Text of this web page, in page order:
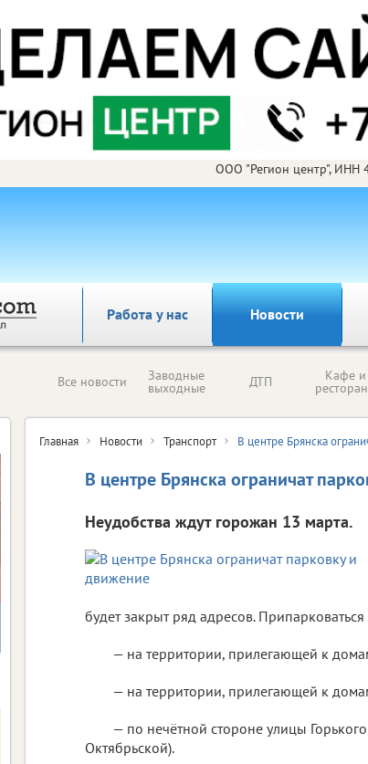
ООО "Регион центр", ИНН
Работа у нас Новости
Все новости Заводные
выходные ДТП Кафе и
Главная Новости Транспорт В центре Брянска
В центре Брянска ограничат
Неудобства ждут горожан 13 марта.
будет закрыт ряд адресов.
— на территории, прилегающей к
— на территории, прилегающей к
— по нечётной стороне улицы
Октябрьской).